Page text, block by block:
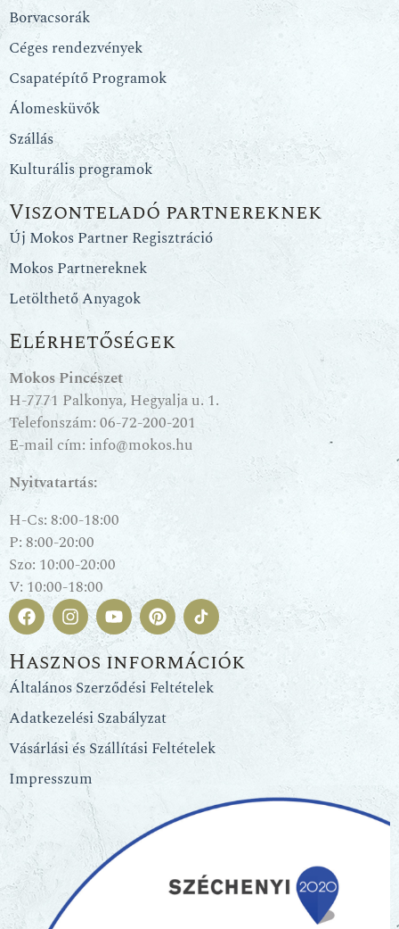
Borvacsorák
Céges rendezvények
Csapatépítő Programok
Álomesküvők
Szállás
Kulturális programok
Viszonteladó partnereknek
Új Mokos Partner Regisztráció
Mokos Partnereknek
Letölthető Anyagok
Elérhetőségek
Mokos Pincészet
H-7771 Palkonya, Hegyalja u. 1.
Telefonszám:06-72-200-201
E-mail cím: info@mokos.hu
Nyitvatartás:
H-Cs: 8:00-18:00
P: 8:00-20:00
Szo: 10:00-20:00
V: 10:00-18:00
Hasznos információk
Általános Szerződési Feltételek
Adatkezelési Szabályzat
Vásárlási és Szállítási Feltételek
Impresszum